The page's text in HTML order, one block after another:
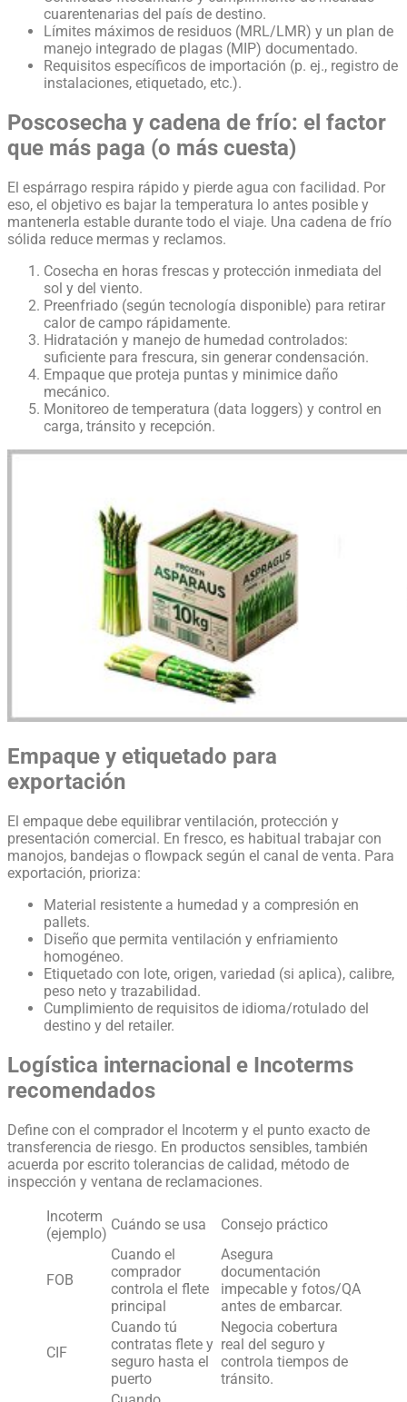
cuarentenarias del país de destino.
Límites máximos de residuos (MRL/LMR) y un plan de
manejo integrado de plagas (MIP) documentado.
Requisitos específicos de importación (p. ej., registro de
instalaciones, etiquetado, etc.).
Poscosecha y cadena de frío: el factor
que más paga (o más cuesta)
El espárrago respira rápido y pierde agua con facilidad. Por
eso, el objetivo es bajar la temperatura lo antes posible y
mantenerla estable durante todo el viaje. Una cadena de frío
sólida reduce mermas y reclamos.
Cosecha en horas frescas y protección inmediata del
sol y del viento.
Preenfriado (según tecnología disponible) para retirar
calor de campo rápidamente.
Hidratación y manejo de humedad controlados:
suficiente para frescura, sin generar condensación.
Empaque que proteja puntas y minimice daño
mecánico.
Monitoreo de temperatura (data loggers) y control en
carga, tránsito y recepción.
Empaque y etiquetado para
exportación
El empaque debe equilibrar ventilación, protección y
presentación comercial. En fresco, es habitual trabajar con
manojos, bandejas o flowpack según el canal de venta. Para
exportación, prioriza:
Material resistente a humedad y a compresión en
pallets.
Diseño que permita ventilación y enfriamiento
homogéneo.
Etiquetado con lote, origen, variedad (si aplica), calibre,
peso neto y trazabilidad.
Cumplimiento de requisitos de idioma/rotulado del
destino y del retailer.
Logística internacional e Incoterms
recomendados
Define con el comprador el Incoterm y el punto exacto de
transferencia de riesgo. En productos sensibles, también
acuerda por escrito tolerancias de calidad, método de
inspección y ventana de reclamaciones.
Incoterm
(ejemplo)
Cuándo se usa Consejo práctico
FOB
Cuando el
comprador
controla el flete
principal
Asegura
documentación
impecable y fotos/QA
antes de embarcar.
CIF
Cuando tú
contratas flete y
seguro hasta el
puerto
Negocia cobertura
real del seguro y
controla tiempos de
tránsito.